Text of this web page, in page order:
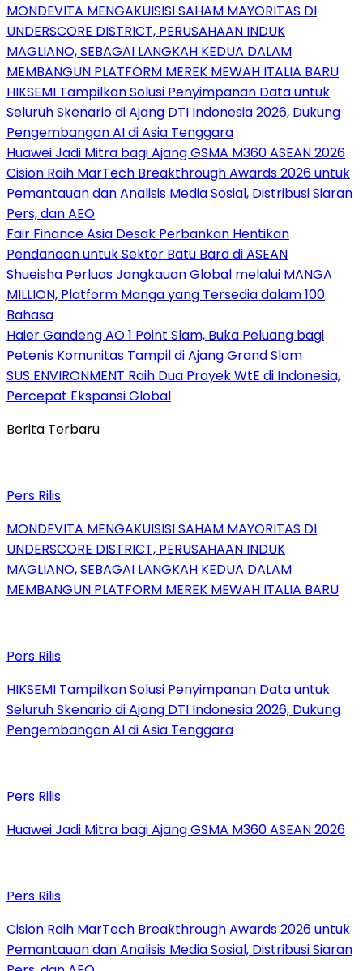
MONDEVITA MENGAKUISISI SAHAM MAYORITAS DI
UNDERSCORE DISTRICT, PERUSAHAAN INDUK
MAGLIANO, SEBAGAI LANGKAH KEDUA DALAM
MEMBANGUN PLATFORM MEREK MEWAH ITALIA BARU
HIKSEMI Tampilkan Solusi Penyimpanan Data untuk
Seluruh Skenario di Ajang DTI Indonesia 2026, Dukung
Pengembangan AI di Asia Tenggara
Huawei Jadi Mitra bagi Ajang GSMA M360 ASEAN 2026
Cision Raih MarTech Breakthrough Awards 2026 untuk
Pemantauan dan Analisis Media Sosial, Distribusi Siaran
Pers, dan AEO
Fair Finance Asia Desak Perbankan Hentikan
Pendanaan untuk Sektor Batu Bara di ASEAN
Shueisha Perluas Jangkauan Global melalui MANGA
MILLION, Platform Manga yang Tersedia dalam 100
Bahasa
Haier Gandeng AO 1 Point Slam, Buka Peluang bagi
Petenis Komunitas Tampil di Ajang Grand Slam
SUS ENVIRONMENT Raih Dua Proyek WtE di Indonesia,
Percepat Ekspansi Global
Berita Terbaru
Pers Rilis
MONDEVITA MENGAKUISISI SAHAM MAYORITAS DI
UNDERSCORE DISTRICT, PERUSAHAAN INDUK
MAGLIANO, SEBAGAI LANGKAH KEDUA DALAM
MEMBANGUN PLATFORM MEREK MEWAH ITALIA BARU
Pers Rilis
HIKSEMI Tampilkan Solusi Penyimpanan Data untuk
Seluruh Skenario di Ajang DTI Indonesia 2026, Dukung
Pengembangan AI di Asia Tenggara
Pers Rilis
Huawei Jadi Mitra bagi Ajang GSMA M360 ASEAN 2026
Pers Rilis
Cision Raih MarTech Breakthrough Awards 2026 untuk
Pemantauan dan Analisis Media Sosial, Distribusi Siaran